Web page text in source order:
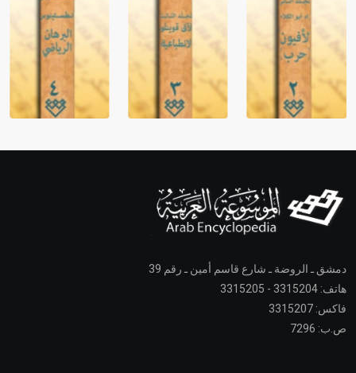
دمشق ـ الروضة ـ شارع قاسم أمين ـ رقم 39
هاتف: 3315204 - 3315205
فاكس: 3315207
ص.ب: 7296